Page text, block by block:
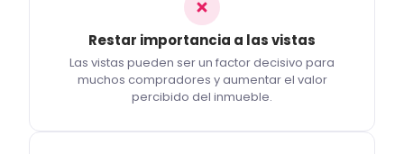
Restar importancia a las vistas
Las vistas pueden ser un factor decisivo para
muchos compradores y aumentar el valor
percibido del inmueble.